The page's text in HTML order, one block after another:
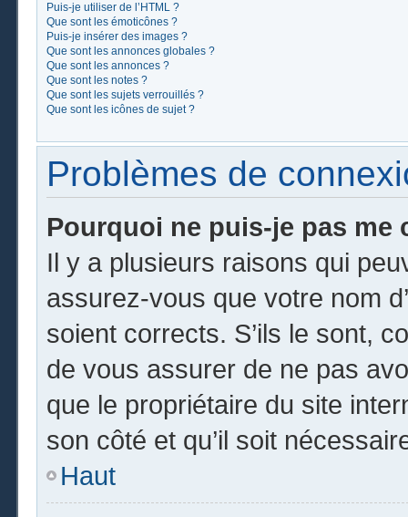
Puis-je utiliser de l’HTML ?
Que sont les émoticônes ?
Puis-je insérer des images ?
Que sont les annonces globales ?
Que sont les annonces ?
Que sont les notes ?
Que sont les sujets verrouillés ?
Que sont les icônes de sujet ?
Problèmes de
Pourquoi ne puis-je pas me
Il y a plusieurs raisons qui
assurez-vous que votre nom
soient corrects. S’ils le sont,
de vous assurer de ne pas
que le propriétaire du site
son côté et qu’il soit
Haut